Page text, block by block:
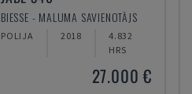
BIESSE - MALUMA SAVIENOTĀJS
POLIJA 2018
4.832
HRS
27.000 €